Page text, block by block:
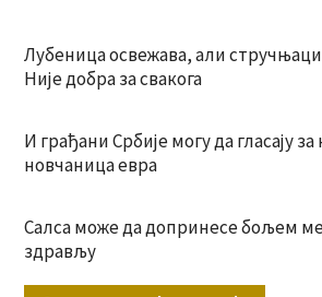
Лубеница освежава, али стручњаци
Није добра за свакога
И грађани Србије могу да гласају
новчаница евра
Салса може да допринесе бољем
здрављу